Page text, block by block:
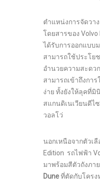
ตำแหน่งการจัดวา
โดยสารของ Volvo
ได้รับการออกแบบ
สามารถใช้ประโย
อำนวยความสะดว
สามารถเข้าถึงกา
ง่าย ทั้งยังให้ลุคที่มิ
สแกนดิเนเวียนดีไ
วอลโว่
นอกเหนือจากตัวเลื
Edition รถไฟฟ้า
มาพร้อมสีตัวถังภา
Duneที่ตัดกับโครง